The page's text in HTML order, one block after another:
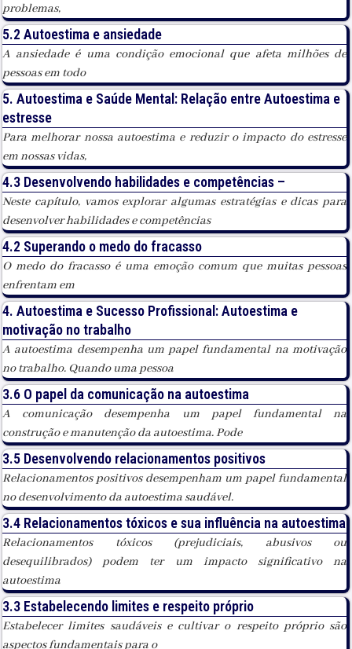
problemas,
5.2 Autoestima e ansiedade
A ansiedade é uma condição emocional que afeta milhões de
pessoas em todo
5. Autoestima e Saúde Mental: Relação entre Autoestima e
estresse
Para melhorar nossa autoestima e reduzir o impacto do estresse
em nossas vidas,
4.3 Desenvolvendo habilidades e competências –
Neste capítulo, vamos explorar algumas estratégias e dicas para
desenvolver habilidades e competências
4.2 Superando o medo do fracasso
O medo do fracasso é uma emoção comum que muitas pessoas
enfrentam em
4. Autoestima e Sucesso Profissional: Autoestima e
motivação no trabalho
A autoestima desempenha um papel fundamental na motivação
no trabalho. Quando uma pessoa
3.6 O papel da comunicação na autoestima
A comunicação desempenha um papel fundamental na
construção e manutenção da autoestima. Pode
3.5 Desenvolvendo relacionamentos positivos
Relacionamentos positivos desempenham um papel fundamental
no desenvolvimento da autoestima saudável.
3.4 Relacionamentos tóxicos e sua influência na autoestima
Relacionamentos tóxicos (prejudiciais, abusivos ou
desequilibrados) podem ter um impacto significativo na
autoestima
3.3 Estabelecendo limites e respeito próprio
Estabelecer limites saudáveis e cultivar o respeito próprio são
aspectos fundamentais para o